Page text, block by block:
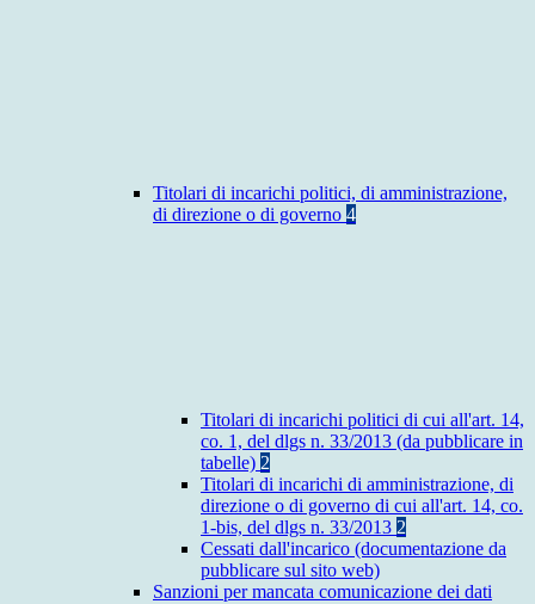
Titolari di incarichi politici, di amministrazione,
di direzione o di governo 4
Titolari di incarichi politici di cui all'art. 14,
co. 1, del dlgs n. 33/2013 (da pubblicare in
tabelle) 2
Titolari di incarichi di amministrazione, di
direzione o di governo di cui all'art. 14, co.
1-bis, del dlgs n. 33/2013 2
Cessati dall'incarico (documentazione da
pubblicare sul sito web)
Sanzioni per mancata comunicazione dei dati